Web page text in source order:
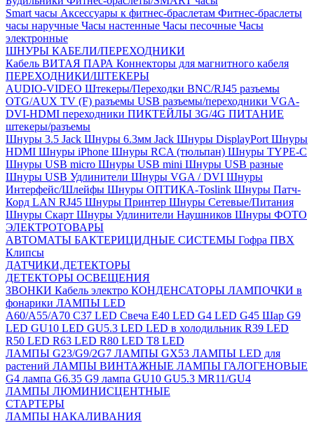
Smart часы Аксессуары к фитнес-браслетам Фитнес-браслеты
часы наручные Часы настенные Часы песочные Часы
электронные
ШНУРЫ КАБЕЛИ/ПЕРЕХОДНИКИ
Кабель ВИТАЯ ПАРА Коннекторы для магнитного кабеля
ПЕРЕХОДНИКИ/ШТЕКЕРЫ
AUDIO-VIDEO Штекеры/Переходки BNC/RJ45 разъемы
OTG/AUX TV (F) разъемы USB разъемы/переходники VGA-
DVI-HDMI переходники ПИКТЕЙЛЫ 3G/4G ПИТАНИЕ
штекеры/разъемы
Шнуры 3.5 Jack Шнуры 6.3мм Jack Шнуры DisplayPort Шнуры
HDMI Шнуры iPhone Шнуры RCA (тюльпан) Шнуры TYPE-C
Шнуры USB micro Шнуры USB mini Шнуры USB разные
Шнуры USB Удлинители Шнуры VGA / DVI Шнуры
Интерфейс/Шлейфы Шнуры ОПТИКА-Toslink Шнуры Патч-
Корд LAN RJ45 Шнуры Принтер Шнуры Сетевые/Питания
Шнуры Скарт Шнуры Удлинители Наушников Шнуры ФОТО
ЭЛЕКТРОТОВАРЫ
АВТОМАТЫ БАКТЕРИЦИДНЫЕ СИСТЕМЫ Гофра ПВХ
Клипсы
ДАТЧИКИ,ДЕТЕКТОРЫ
ДЕТЕКТОРЫ ОСВЕЩЕНИЯ
ЗВОНКИ Кабель электро КОНДЕНСАТОРЫ ЛАМПОЧКИ в
фонарики ЛАМПЫ LED
A60/A55/A70 C37 LED Свеча E40 LED G4 LED G45 Шар G9
LED GU10 LED GU5.3 LED LED в холодильник R39 LED
R50 LED R63 LED R80 LED T8 LED
ЛАМПЫ G23/G9/2G7 ЛАМПЫ GX53 ЛАМПЫ LED для
растений ЛАМПЫ ВИНТАЖНЫЕ ЛАМПЫ ГАЛОГЕНОВЫЕ
G4 лампа G6.35 G9 лампа GU10 GU5.3 MR11/GU4
ЛАМПЫ ЛЮМИНИСЦЕНТНЫЕ
СТАРТЕРЫ
ЛАМПЫ НАКАЛИВАНИЯ